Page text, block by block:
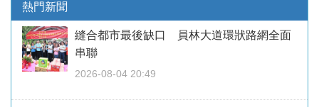
熱門新聞
縫合都市最後缺口 員林大道環狀路網全面
串聯
2026-08-04 20:49